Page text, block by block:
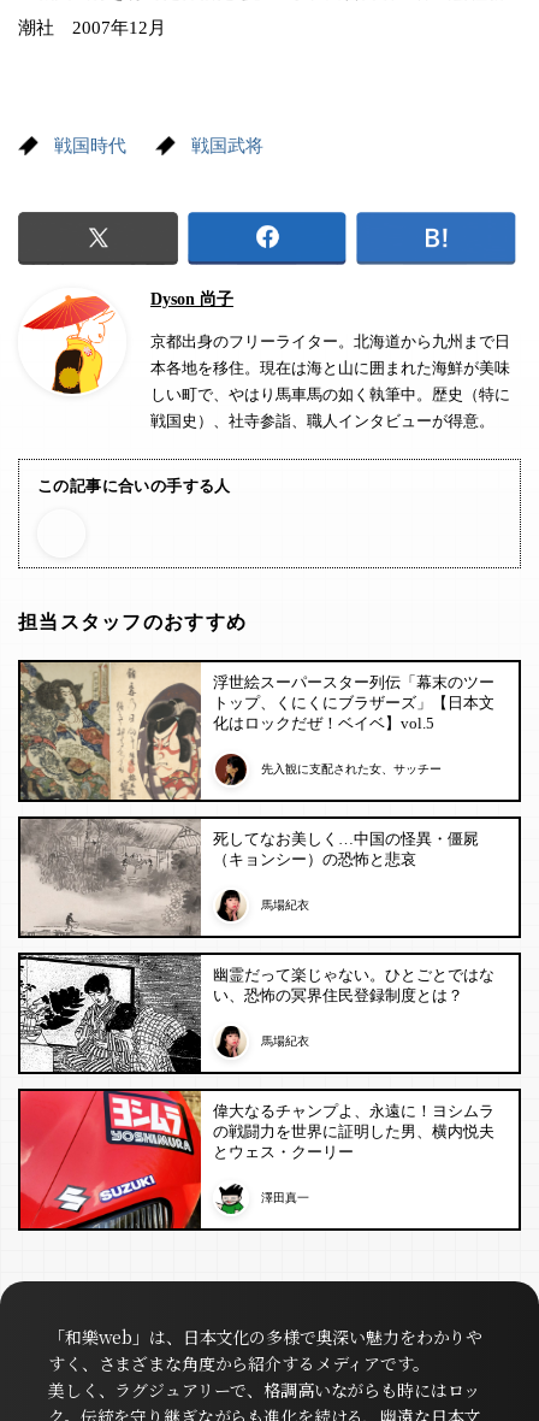
潮社 2007年12月
戦国時代 戦国武将
Dyson 尚子
京都出身のフリーライター。北海道から九州まで日
本各地を移住。現在は海と山に囲まれた海鮮が美味
しい町で、やはり馬車馬の如く執筆中。歴史（特に
戦国史）、社寺参詣、職人インタビューが得意。
この記事に合いの手する人
担当スタッフのおすすめ
浮世絵スーパースター列伝「幕末のツー
トップ、くにくにブラザーズ」【日本文
化はロックだぜ！ベイベ】vol.5
先入観に支配された女、サッチー
死してなお美しく…中国の怪異・僵屍
（キョンシー）の恐怖と悲哀
馬場紀衣
幽霊だって楽じゃない。ひとごとではな
い、恐怖の冥界住民登録制度とは？
馬場紀衣
偉大なるチャンプよ、永遠に！ヨシムラ
の戦闘力を世界に証明した男、横内悦夫
とウェス・クーリー
澤田真一
「和樂web」は、日本文化の多様で奥深い魅力をわかりや
すく、さまざまな角度から紹介するメディアです。
美しく、ラグジュアリーで、格調高いながらも時にはロッ